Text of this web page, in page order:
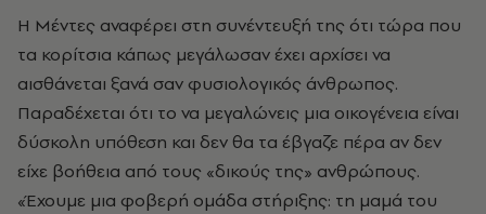
Η Μέντες αναφέρει στη συνέντευξή της ότι τώρα που
τα κορίτσια κάπως μεγάλωσαν έχει αρχίσει να
αισθάνεται ξανά σαν φυσιολογικός άνθρωπος.
Παραδέχεται ότι το να μεγαλώνεις μια οικογένεια είναι
δύσκολη υπόθεση και δεν θα τα έβγαζε πέρα αν δεν
είχε βοήθεια από τους «δικούς της» ανθρώπους.
«Έχουμε μια φοβερή ομάδα στήριξης: τη μαμά του